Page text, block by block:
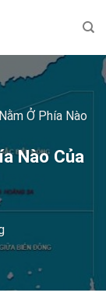
Ở Phía Nào
Nào Của